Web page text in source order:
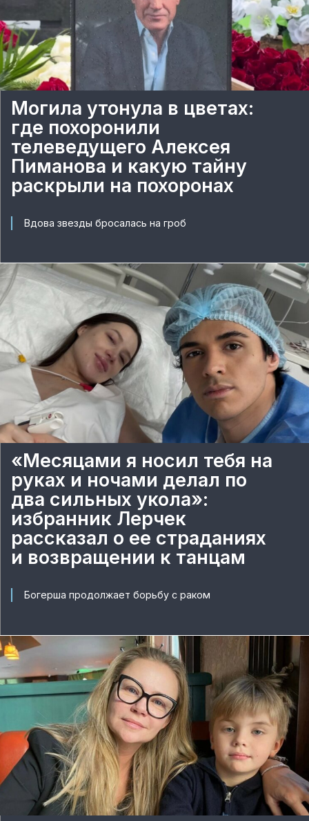
Могила утонула в цветах:
где похоронили
телеведущего Алексея
Пиманова и какую тайну
раскрыли на похоронах
Вдова звезды бросалась на гроб
«Месяцами я носил тебя на
руках и ночами делал по
два сильных укола»:
избранник Лерчек
рассказал о ее страданиях
и возвращении к танцам
Богерша продолжает борьбу с раком